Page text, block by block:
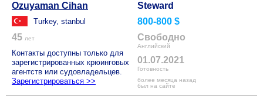
Ozuyaman Cihan
Turkey, stanbul
45 лет
Контакты доступны только для
зарегистрированных крюинговых
агентств или судовладельцев.
Зарегистрироваться >>
Steward
800-800 $
Свободно
Английский
01.07.2021
Готовность
более месяца назад
был на сайте